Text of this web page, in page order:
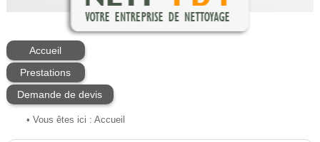
Accueil
Prestations
Demande de devis
• Vous êtes ici : Accueil